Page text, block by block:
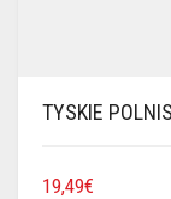
TYSKIE
19,49€